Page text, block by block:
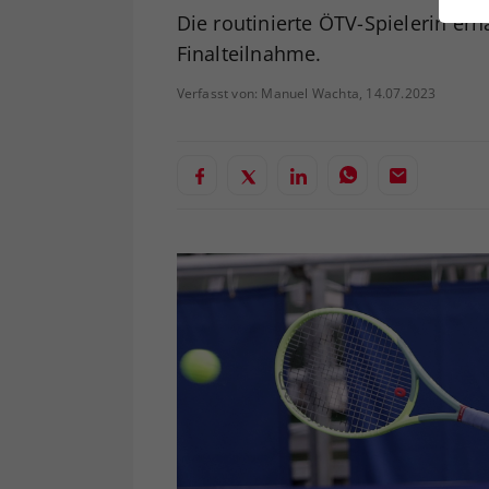
Die routinierte ÖTV-Spielerin
Finalteilnahme.
Verfasst von: Manuel Wachta, 14.07.2023